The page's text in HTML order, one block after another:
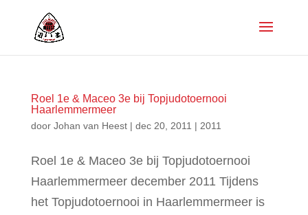
Roel 1e & Maceo 3e bij Topjudotoernooi
Haarlemmermeer
door Johan van Heest| dec 20, 2011 | 2011
Roel 1e & Maceo 3e bij Topjudotoernooi
Haarlemmermeer december 2011 Tijdens
het Topjudotoernooi in Haarlemmermeer is